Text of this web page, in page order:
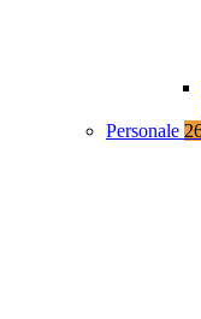
Personale